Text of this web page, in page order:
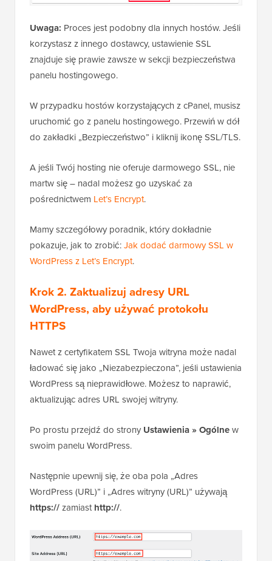
Uwaga: Proces jest podobny dla innych hostów. Jeśli
korzystasz z innego dostawcy, ustawienie SSL
znajduje się prawie zawsze w sekcji bezpieczeństwa
panelu hostingowego.
W przypadku hostów korzystających z cPanel, musisz
uruchomić go z panelu hostingowego. Przewiń w dół
do zakładki „Bezpieczeństwo” i kliknij ikonę SSL/TLS.
A jeśli Twój hosting nie oferuje darmowego SSL, nie
martw się – nadal możesz go uzyskać za
pośrednictwem Let’s Encrypt.
Mamy szczegółowy poradnik, który dokładnie
pokazuje, jak to zrobić:Jak dodać darmowy SSL w
WordPress z Let’s Encrypt.
Krok 2. Zaktualizuj adresy URL
WordPress, aby używać protokołu
HTTPS
Nawet z certyfikatem SSL Twoja witryna może nadal
ładować się jako „Niezabezpieczona”, jeśli ustawienia
WordPress są nieprawidłowe. Możesz to naprawić,
aktualizując adres URL swojej witryny.
Po prostu przejdź do strony Ustawienia » Ogólnew
swoim panelu WordPress.
Następnie upewnij się, że oba pola „Adres
WordPress (URL)” i „Adres witryny (URL)” używają
https://zamiasthttp://.